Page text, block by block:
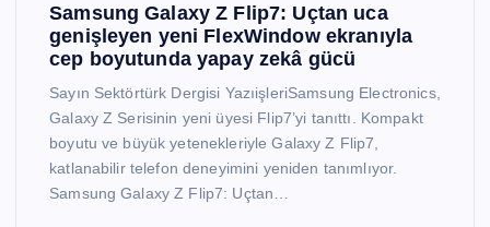
Samsung Galaxy Z Flip7: Uçtan uca
genişleyen yeni FlexWindow ekranıyla
cep boyutunda yapay zekâ gücü
Sayın Sektörtürk Dergisi YazıişleriSamsung Electronics,
Galaxy Z Serisinin yeni üyesi Flip7’yi tanıttı. Kompakt
boyutu ve büyük yetenekleriyle Galaxy Z Flip7,
katlanabilir telefon deneyimini yeniden tanımlıyor.
Samsung Galaxy Z Flip7: Uçtan…